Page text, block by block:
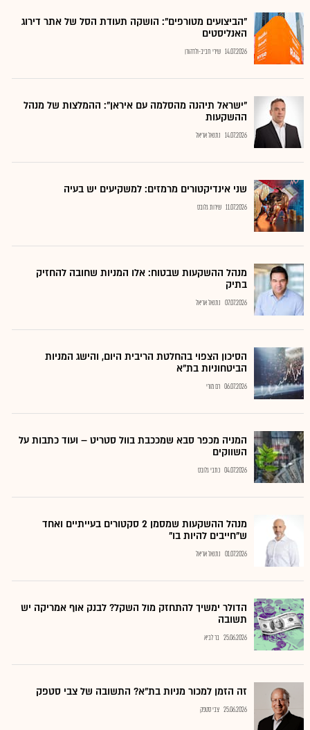
"הביצועים מטורפים": הושקה תעודת הסל של אתר דירוג
האנליסטים
14.07.2026 שירי חביב-ולדהורן
"ישראל תיהנה מהסלמה עם איראן": ההמלצות של מנהל
ההשקעות
14.07.2026 נתנאל אריאל
שני אינדיקטורים מרמזים: למשקיעים יש בעיה
11.07.2026 שירות גלובס
מנהל ההשקעות שבטוח: אלו המניות שחובה להחזיק
בתיק
07.07.2026 נתנאל אריאל
הסיכון הצפוי בהחלטת הריבית היום, והישג המניות
הביטחוניות בת"א
06.07.2026 רם מורי
המניה מכפר סבא שמככבת בוול סטריט – ועוד כתבות על
השווקים
04.07.2026 כתבי גלובס
מנהל ההשקעות שמסמן 2 סקטורים בעייתיים ואחד
ש"חייבים להיות בו"
01.07.2026 נתנאל אריאל
הדולר ימשיך להתחזק מול השקל? לבנק אוף אמריקה יש
תשובה
25.06.2026 בר לביא
זה הזמן למכור מניות בת"א? התשובה של צבי סטפק
25.06.2026 צבי סטפק